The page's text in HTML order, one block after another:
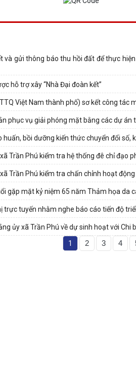
và gửi thông báo thu hồi đất để thực
hỗ trợ xây “Nhà Đại đoàn kết”
Việt Nam thành phố) sơ kết công
phục vụ giải phóng mặt bằng các dự án
bồi dưỡng kiến thức chuyển đổi số,
Trần Phú kiểm tra hệ thống đê chỉ đạo
Trần Phú kiểm tra chấn chỉnh hoạt
gặp mặt kỷ niệm 65 năm Thảm họa da
trực tuyến nhằm nghe báo cáo tiến độ
ủy xã Trần Phú về dự sinh hoạt với Chi
1 2 3 4